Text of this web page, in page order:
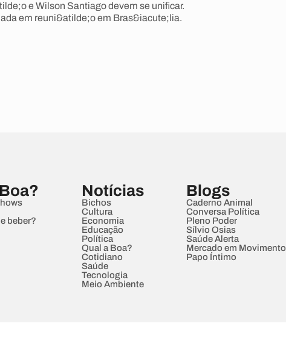
e Wilson Santiago devem se unificar.
em reuni&atilde;o em Bras&iacute;lia.
beber?
Notícias
Bichos
Cultura
Economia
Educação
Política
Qual a Boa?
Cotidiano
Saúde
Tecnologia
Meio Ambiente
Blogs
Caderno Animal
Conversa Política
Pleno Poder
Sílvio Osias
Saúde Alerta
Mercado em Movimento
Papo Íntimo